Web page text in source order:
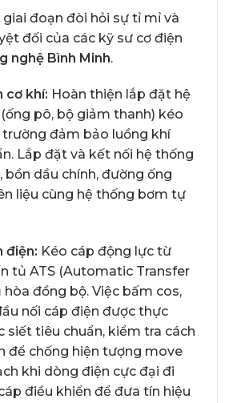
giai đoạn đòi hỏi sự tỉ mỉ và
đối của các kỹ sư cơ điện
nghệ Bình Minh.
cơ khí: Hoàn thiện lắp đặt hệ
pô, bộ giảm thanh) kéo
đảm bảo luồng khí
Lắp đặt và kết nối hệ thống
bồn dầu chính, đường ống
liệu cùng hệ thống bơm tự
điện: Kéo cáp động lực từ
tủ ATS (Automatic Transfer
hòa đồng bộ. Việc bấm cos,
nối cáp điện được thực
siết tiêu chuẩn, kiểm tra cách
để chống hiện tượng move
khi dòng điện cực đại đi
điều khiển để đưa tín hiệu